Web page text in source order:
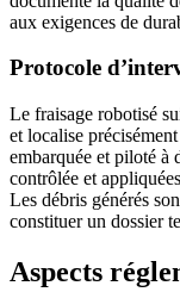
aux exigences de
Protocole
Le fraisage robotisé
et localise
embarquée et piloté à
contrôlée et
Les débris générés
constituer un dossier
Aspects